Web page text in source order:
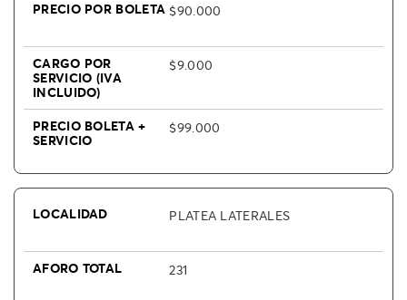
$90.000
$9.000
$99.000
PLATEA LATERALES
231